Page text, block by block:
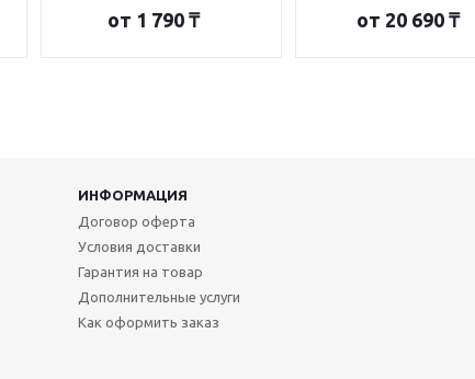
от 1 790 ₸ от 20 690 ₸
ИНФОРМАЦИЯ
Договор оферта
Условия доставки
Гарантия на товар
Дополнительные услуги
Как оформить заказ